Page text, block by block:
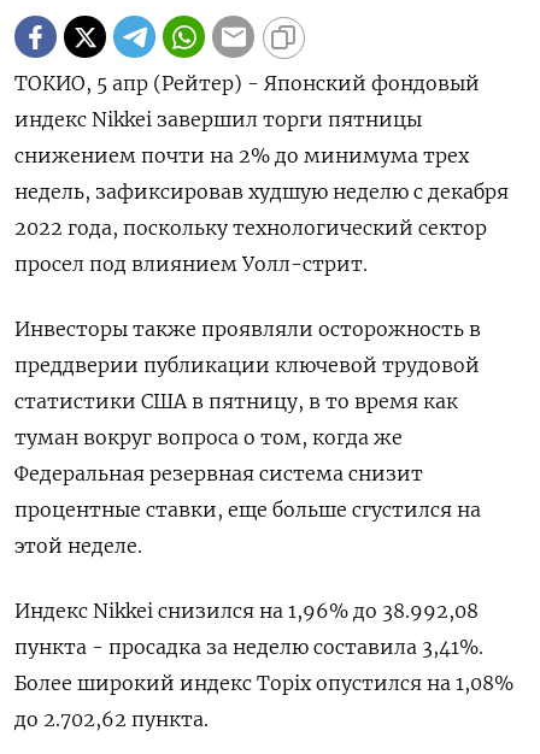
ТОКИО, 5 апр (Рейтер) - Японский фондовый
индекс Nikkei завершил торги пятницы
снижением почти на 2% до минимума трех
недель, зафиксировав худшую неделю с декабря
2022 года, поскольку технологический сектор
просел под влиянием Уолл-стрит.
Инвесторы также проявляли осторожность в
преддверии публикации ключевой трудовой
статистики США в пятницу, в то время как
туман вокруг вопроса о том, когда же
Федеральная резервная система снизит
процентные ставки, еще больше сгустился на
этой неделе.
Индекс Nikkei снизился на 1,96% до 38.992,08
пункта - просадка за неделю составила 3,41%.
Более широкий индекс Topix опустился на 1,08%
до 2.702,62 пункта.